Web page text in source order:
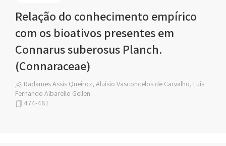
Relação do conhecimento empírico
com os bioativos presentes em
Connarus suberosus Planch.
(Connaraceae)
Radames Assis Queiroz, Aluísio Vasconcelos de Carvalho, Luís
Fernando Albarello Gellen
474-481